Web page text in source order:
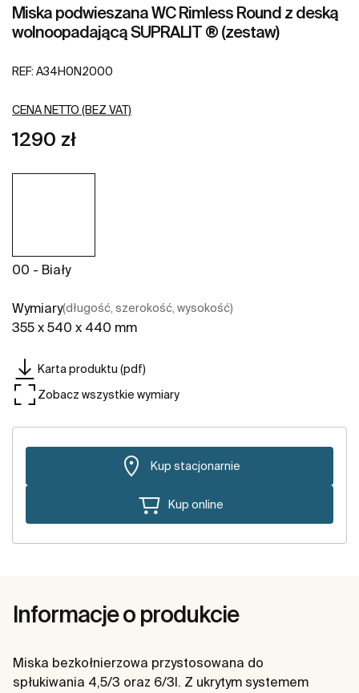
Miska podwieszana WC Rimless Round z deską
wolnoopadającą SUPRALIT ® (zestaw)
REF: A34H0N2000
CENA NETTO (BEZ VAT)
1290 zł
00 - Biały
Wymiary(długość, szerokość, wysokość)
355 x 540 x 440 mm
Karta produktu (pdf)
Zobacz wszystkie wymiary
Kup stacjonarnie
Kup online
Informacje o produkcie
Miska bezkołnierzowa przystosowana do
spłukiwania 4,5/3 oraz 6/3l. Z ukrytym systemem